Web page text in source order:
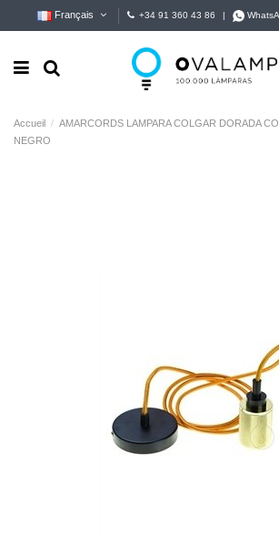
Français +34 91 360 43 86
Accueil
AMARCORDS LAMPARA COLGAR DORADA
NEGRO